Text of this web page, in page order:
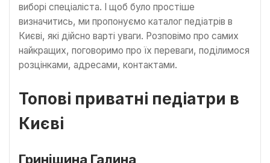
виборі спеціаліста. І щоб було простіше
визначитись, ми пропонуємо каталог педіатрів в
Києві, які дійсно варті уваги. Розповімо про самих
найкращих, поговоримо про їх переваги, поділимося
розцінками, адресами, контактами.
Топові приватні педіатри в
Києві
Гринішина Галина